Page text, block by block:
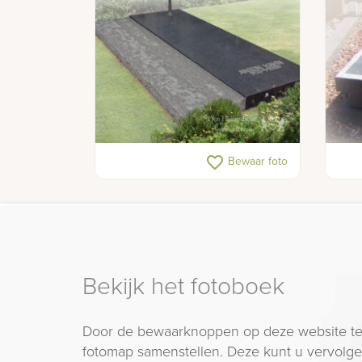
Grafzerk met bronzen boom
favorite_border Bewaar foto
Bekijk het fotoboek
Door de bewaarknoppen op deze website
fotomap samenstellen. Deze kunt u